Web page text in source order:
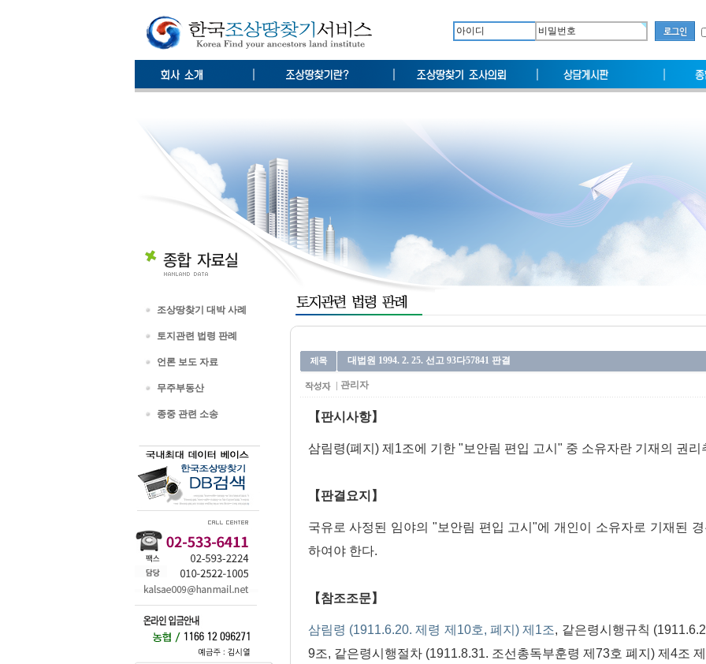
조상땅찾기 대박 사례
토지관련 법령 판례
언론 보도 자료
무주부동산
종중 관련 소송
대법원 1994. 2. 25. 선고 93다57841 판결
관리자
【판시사항】
삼림령(폐지) 제1조에 기한 "보안림 편입 고시" 중 소유자란 기재의 권리
【판결요지】
국유로 사정된 임야의 "보안림 편입 고시"에 개인이 소유자로 기재된
하여야 한다.
【참조조문】
삼림령 (1911.6.20. 제령 제10호, 폐지) 제1조, 같은령시행규칙
9조, 같은령시행절차 (1911.8.31. 조선총독부훈령 제73호 폐지) 제4조